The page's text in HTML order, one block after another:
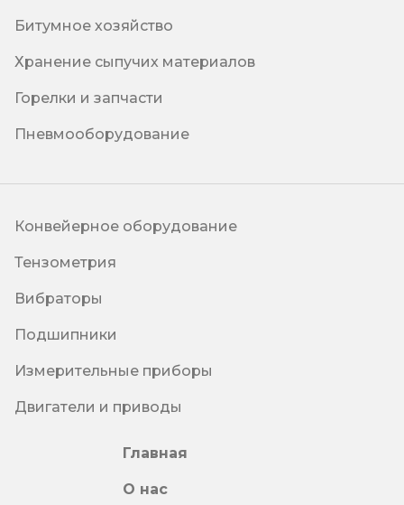
Битумное хозяйство
Хранение сыпучих материалов
Горелки и запчасти
Пневмооборудование
Конвейерное оборудование
Тензометрия
Вибраторы
Подшипники
Измерительные приборы
Двигатели и приводы
Главная
О нас